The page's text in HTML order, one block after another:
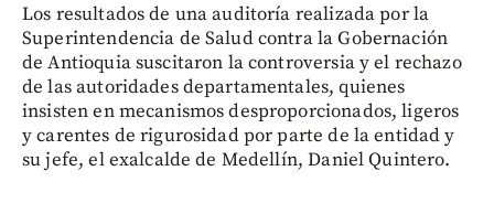
Los resultados de una auditoría realizada por la
Superintendencia de Salud contra la Gobernación
de Antioquia suscitaron la controversia y el rechazo
de las autoridades departamentales, quienes
insisten en mecanismos desproporcionados, ligeros
y carentes de rigurosidad por parte de la entidad y
su jefe, el exalcalde de Medellín, Daniel Quintero.